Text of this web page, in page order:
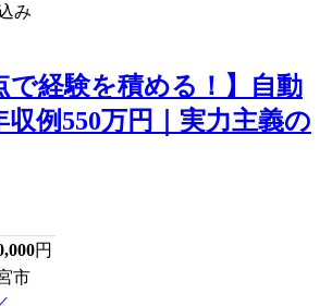
み
で経験を積める！】自動
例550万円｜実力主義の
円
市